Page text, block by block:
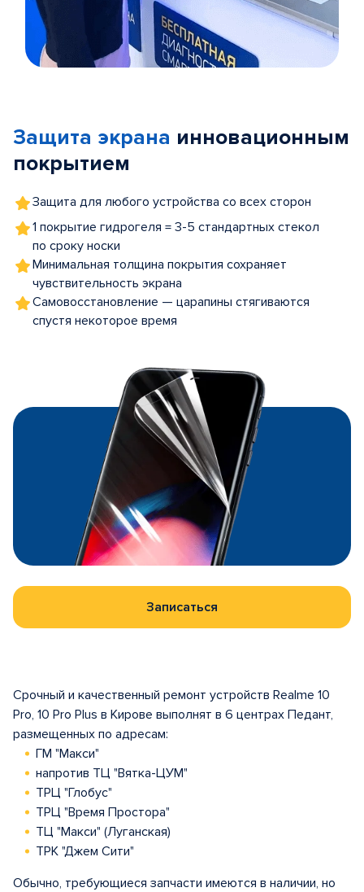
5
Защита экрана инновационным
покрытием
Защита для любого устройства со всех сторон
1 покрытие гидрогеля = 3-5 стандартных стекол
по сроку носки
Минимальная толщина покрытия сохраняет
чувствительность экрана
Самовосстановление — царапины стягиваются
спустя некоторое время
Записаться
Срочный и качественный ремонт устройств Realme 10
Pro, 10 Pro Plus в Кирове выполнят в 6 центрах Педант,
размещенных по адресам:
ГМ "Макси"
напротив ТЦ "Вятка-ЦУМ"
ТРЦ "Глобус"
ТРЦ "Время Простора"
ТЦ "Макси" (Луганская)
ТРК "Джем Сити"
Обычно, требующиеся запчасти имеются в наличии, но